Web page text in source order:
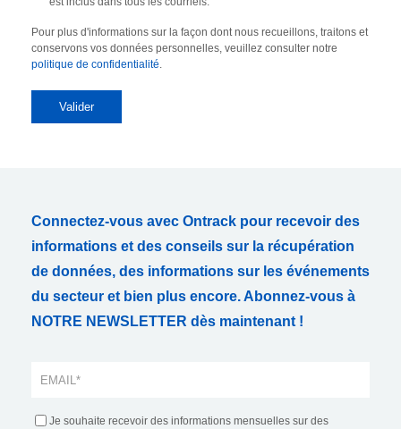
Pour plus d'informations sur la façon dont nous recueillons, traitons et
conservons vos données personnelles, veuillez consulter notre
politique de confidentialité.
Connectez-vous avec Ontrack pour recevoir des
informations et des conseils sur la récupération
de données, des informations sur les événements
du secteur et bien plus encore. Abonnez-vous à
NOTRE NEWSLETTER dès maintenant !
Je souhaite recevoir des informations mensuelles sur des